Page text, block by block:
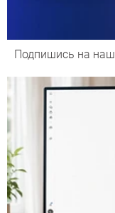
Подпишись на